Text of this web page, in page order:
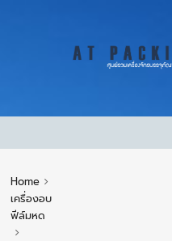
Home
เครื่องอบ
ฟีล์มหด